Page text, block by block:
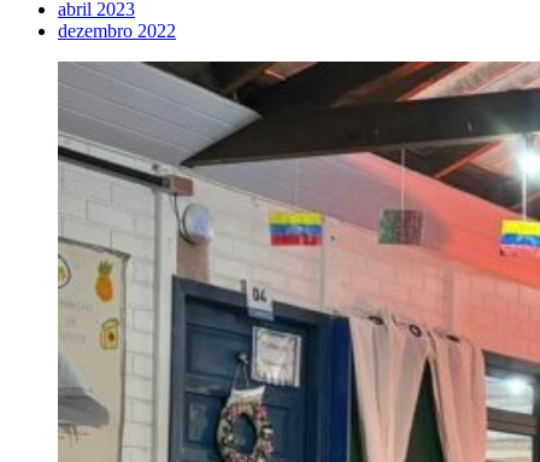
abril 2023
dezembro 2022